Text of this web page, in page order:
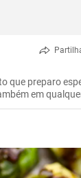
que preparo
em
nossa família